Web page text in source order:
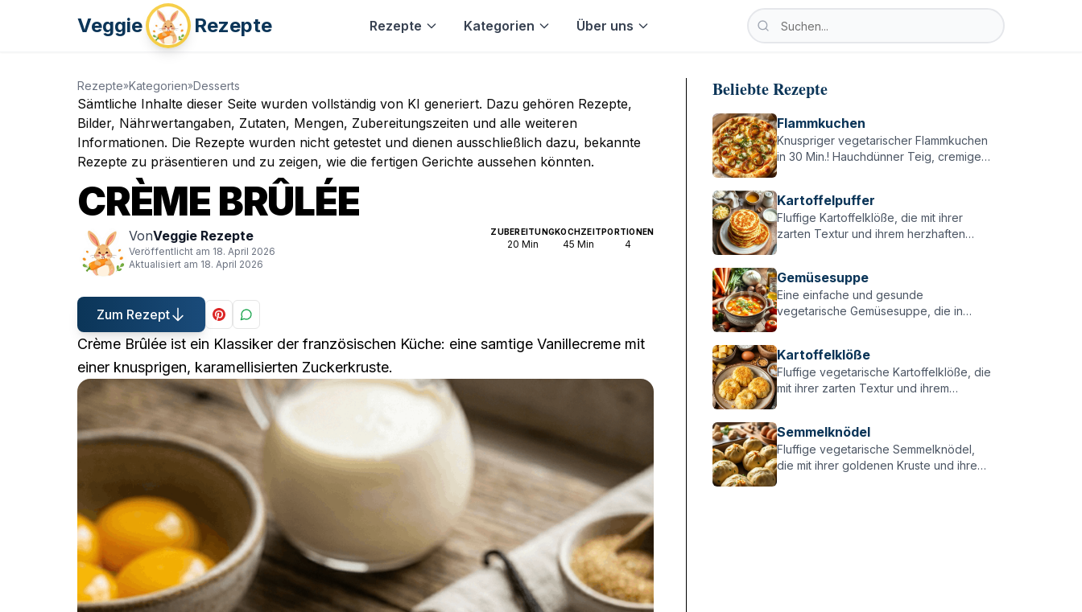
Veggie Rezepte Rezepte Kategorien Über uns
Nach vegetarischen Rezepten suchen
Rezepte»Kategorien»Desserts
Sämtliche Inhalte dieser Seite wurden vollständig von KI generiert. Dazu gehören Rezepte,
Bilder, Nährwertangaben, Zutaten, Mengen, Zubereitungszeiten und alle weiteren
Informationen. Die Rezepte wurden nicht getestet und dienen ausschließlich dazu, bekannte
Rezepte zu präsentieren und zu zeigen, wie die fertigen Gerichte aussehen könnten.
CRÈME BRÛLÉE
VonVeggie Rezepte
Veröffentlicht am 18. April 2026
Aktualisiert am 18. April 2026
Zum Rezept
ZUBEREITUNG
20 Min
KOCHZEIT
45 Min
PORTIONEN
4
Crème Brûlée ist ein Klassiker der französischen Küche: eine samtige Vanillecreme mit
einer knusprigen, karamellisierten Zuckerkruste.
Beliebte Rezepte
Flammkuchen
Knuspriger vegetarischer Flammkuchen
in 30 Min.! Hauchdünner Teig, cremige
Fans!
Kartoffelpuffer
Fluffige Kartoffelklöße, die mit ihrer
zarten Textur und ihrem herzhaften
pur!
Gemüsesuppe
Eine einfache und gesunde
vegetarische Gemüsesuppe, die in
Mahlzeit!
Kartoffelklöße
Fluffige vegetarische Kartoffelklöße, die
mit ihrer zarten Textur und ihrem
Gerichten!
Semmelknödel
Fluffige vegetarische Semmelknödel,
die mit ihrer goldenen Kruste und ihrem